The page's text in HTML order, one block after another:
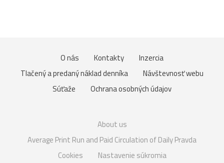
O nás Kontakty
Inzercia
Tlačený a predaný náklad denníka
Návštevnosť webu
Súťaže
Ochrana osobných údajov
About us
Average Print Run and Paid Circulation of Daily Pravda
Cookies
Nastavenie súkromia